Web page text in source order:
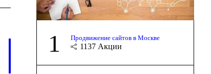
1 Продвижение сайтов в Москве
1137 Акции